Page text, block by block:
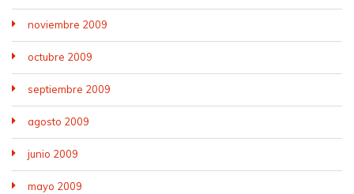
noviembre 2009
octubre 2009
septiembre 2009
agosto 2009
junio 2009
mayo 2009